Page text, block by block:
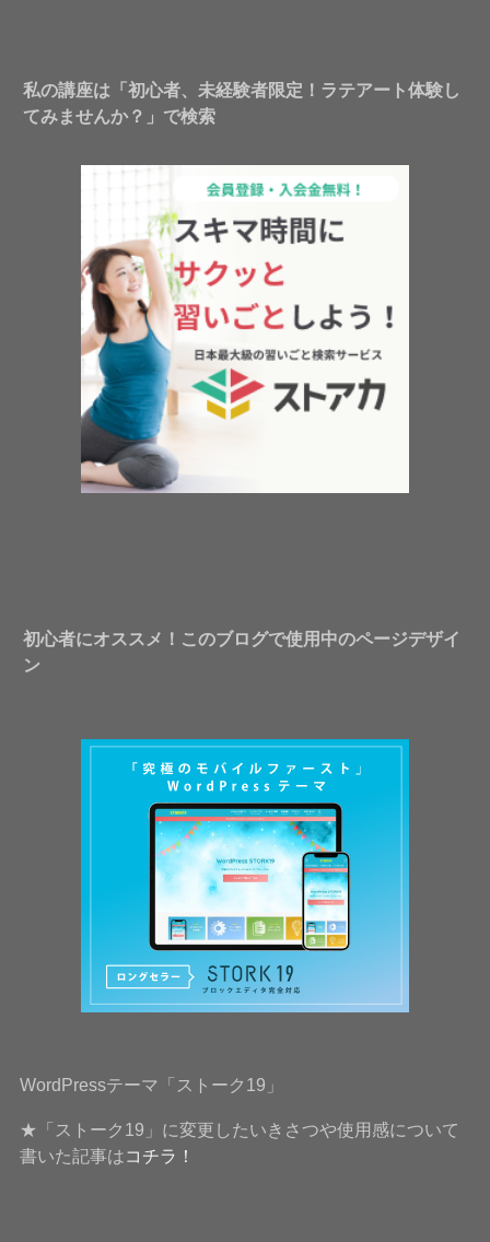
私の講座は「初心者、未経験者限定！ラテアート体験し
てみませんか？」で検索
初心者にオススメ！このブログで使用中のページデザイ
ン
WordPressテーマ「ストーク19」
★「ストーク19」に変更したいきさつや使用感について
書いた記事はコチラ！